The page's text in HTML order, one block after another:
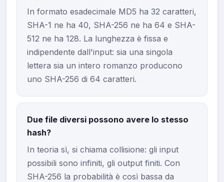
In formato esadecimale MD5 ha 32 caratteri,
SHA-1 ne ha 40, SHA-256 ne ha 64 e SHA-
512 ne ha 128. La lunghezza è fissa e
indipendente dall'input: sia una singola
lettera sia un intero romanzo producono
uno SHA-256 di 64 caratteri.
Due file diversi possono avere lo stesso
hash?
In teoria sì, si chiama collisione: gli input
possibili sono infiniti, gli output finiti. Con
SHA-256 la probabilità è così bassa da